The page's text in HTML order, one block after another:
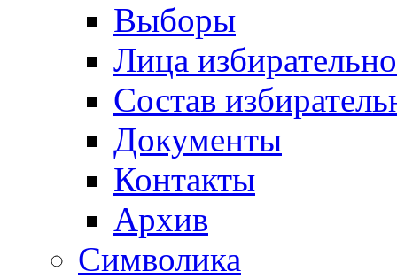
Выборы
Лица
Состав
Документы
Контакты
Архив
Символика